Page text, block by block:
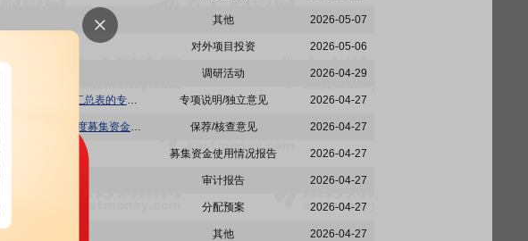
其他 2026-05-07
对外项目投资 2026-05-06
调研活动 2026-04-29
威贸电子:关于上海威贸电子股份有限公司非经营性资金占用及其他关联资金往来情况汇总表的专项审核报告 专项说明/独立意见 2026-04-27
威贸电子:申万宏源证券承销保荐有限责任公司关于上海威贸电子股份有限公司2025年度募集资金存放、管理与实际使用情况的专项核查报告 保荐/核查意见 2026-04-27
募集资金使用情况报告 2026-04-27
审计报告 2026-04-27
分配预案 2026-04-27
其他 2026-04-27